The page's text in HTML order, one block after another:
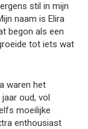
stil in mijn
naam is Elira
begon als een
tot iets wat
waren het
oud, vol
moeilijke
enthousiast